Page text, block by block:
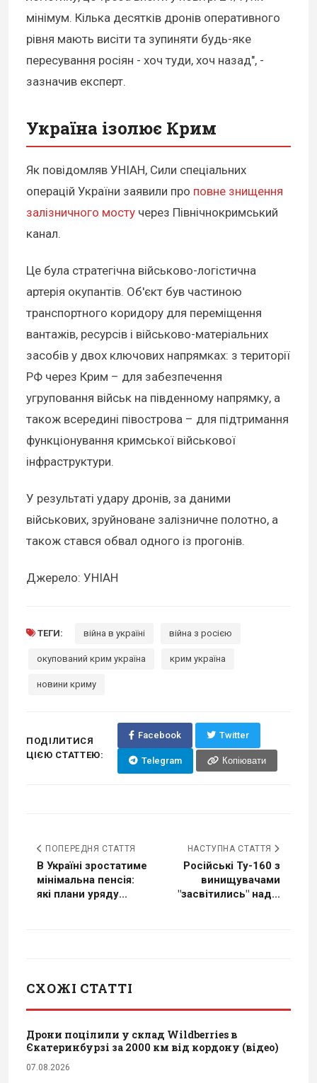
мінімум. Кілька десятків дронів оперативного
рівня мають висіти та зупиняти будь-яке
пересування росіян - хоч туди, хоч назад", -
зазначив експерт.
Україна ізолює Крим
Як повідомляв УНІАН, Сили спеціальних
операцій України заявили про повне знищення
залізничного мосту через Північнокримський
канал.
Це була стратегічна військово-логістична
артерія окупантів. Об'єкт був частиною
транспортного коридору для переміщення
вантажів, ресурсів і військово-матеріальних
засобів у двох ключових напрямках: з території
РФ через Крим – для забезпечення
угруповання військ на південному напрямку, а
також всередині півострова – для підтримання
функціонування кримської військової
інфраструктури.
У результаті удару дронів, за даними
військових, зруйноване залізничне полотно, а
також стався обвал одного із прогонів.
Джерело: УНІАН
ТЕГИ: війна в україні війна з росією
окупований крим україна крим україна
новини криму
ПОДІЛИТИСЯ
ЦІЄЮ СТАТТЕЮ:
Facebook Twitter
Telegram Копіювати
ПОПЕРЕДНЯ СТАТТЯ
В Україні зростатиме
мінімальна пенсія:
які плани уряду...
НАСТУПНА СТАТТЯ
Російські Ту-160 з
винищувачами
"засвітились" над...
СХОЖІ СТАТТІ
Дрони поцілили у склад Wildberries в
Єкатеринбурзі за 2000 км від кордону (відео)
07.08.2026